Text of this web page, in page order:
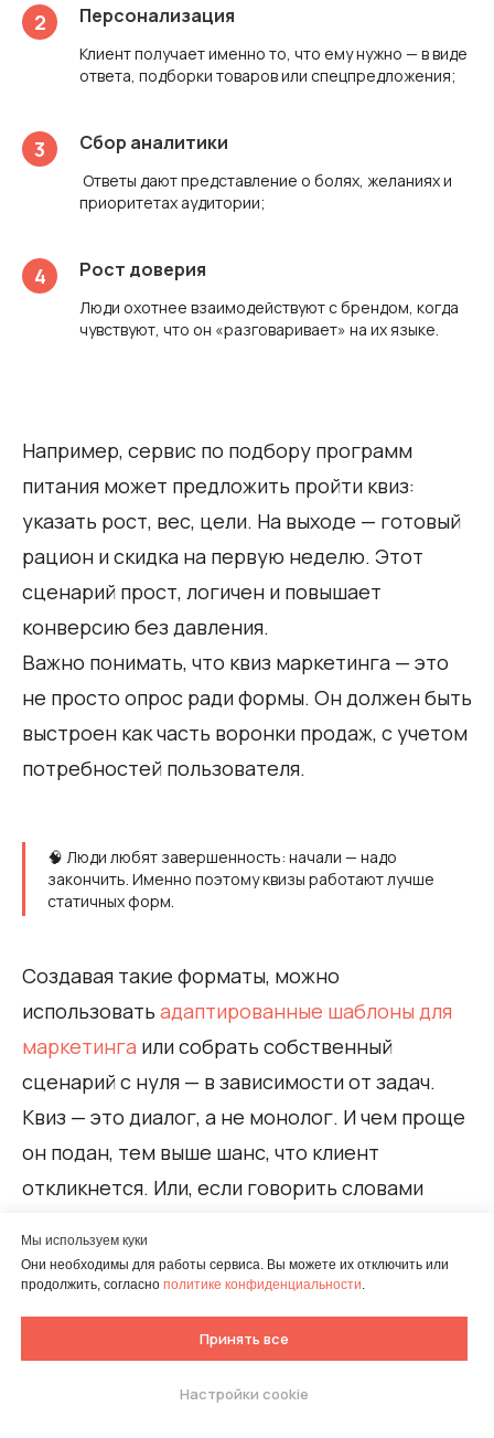
Мы используем куки
Они необходимы для работы сервиса. Вы можете их отключить или
продолжить, согласно политике конфиденциальности.
Принять все
Настройки cookie
Попробуйте собрать свой
Персонализация
Клиент получает именно то, что ему нужно — в виде
ответа, подборки товаров или спецпредложения;
Сбор аналитики
Ответы дают представление о болях, желаниях и
приоритетах аудитории;
Рост доверия
Люди охотнее взаимодействуют с брендом, когда
чувствуют, что он «разговаривает» на их языке.
Например, сервис по подбору программ
питания может предложить пройти квиз:
указать рост, вес, цели. На выходе — готовый
рацион и скидка на первую неделю. Этот
сценарий прост, логичен и повышает
конверсию без давления.
Важно понимать, что квиз маркетинга — это
не просто опрос ради формы. Он должен быть
выстроен как часть воронки продаж, с учетом
потребностей пользователя.
🧠 Люди любят завершенность: начали — надо
закончить. Именно поэтому квизы работают лучше
статичных форм.
Создавая такие форматы, можно
использовать адаптированные шаблоны для
маркетинга или собрать собственный
сценарий с нуля — в зависимости от задач.
Квиз — это диалог, а не монолог. И чем проще
он подан, тем выше шанс, что клиент
откликнется. Или, если говорить словами
мне действительно помогают».
Зачем нужен квиз